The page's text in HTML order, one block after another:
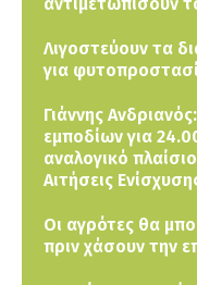
αντιμετωπίσουν
Λιγοστεύουν τα
για
Γιάννης
εμποδίων για
αναλογικό
Αιτήσεις
Οι αγρότες θα
πριν χάσουν την